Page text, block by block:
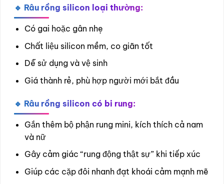
🔹 Râu rồng silicon loại thường:
Có gai hoặc gân nhẹ
Chất liệu silicon mềm, co giãn tốt
Dễ sử dụng và vệ sinh
Giá thành rẻ, phù hợp người mới bắt đầu
🔹 Râu rồng silicon có bi rung:
Gắn thêm bộ phận rung mini, kích thích cả nam
và nữ
Gây cảm giác “rung động thật sự” khi tiếp xúc
Giúp các cặp đôi nhanh đạt khoái cảm mạnh mẽ